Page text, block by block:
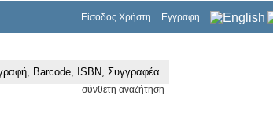
Είσοδος Χρήστη Εγγραφή
σύνθετη αναζήτηση